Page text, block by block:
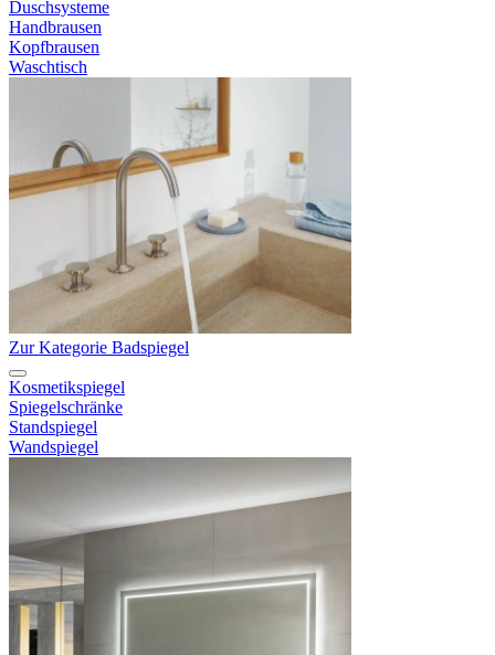
Duschsysteme
Handbrausen
Kopfbrausen
Waschtisch
Zur Kategorie Badspiegel
Kosmetikspiegel
Spiegelschränke
Standspiegel
Wandspiegel